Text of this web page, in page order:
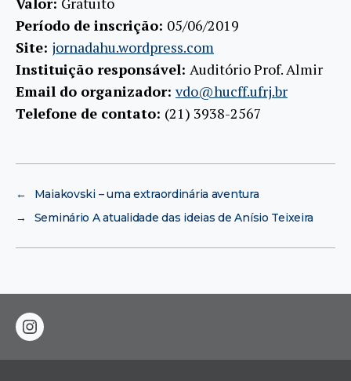
Período de inscrição: 05/06/2019
Site: jornadahu.wordpress.com
Instituição responsável: Auditório Prof. Almir
Email do organizador: vdo@hucff.ufrj.br
Telefone de contato: (21) 3938-2567
←
Maiakovski – uma extraordinária aventura
→
Seminário A atualidade das ideias de Anísio Teixeira
instagram